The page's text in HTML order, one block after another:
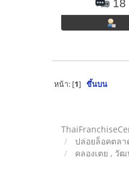
18
หน้า: [1] ขึ้นบน
ปล่อยล็อคตลา
คลองเตย , วั